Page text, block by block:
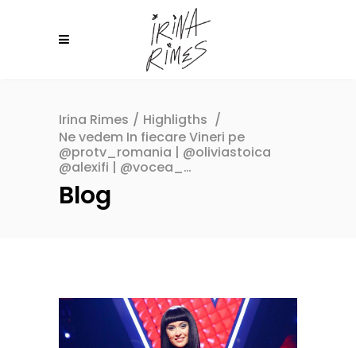
Irina Rimes / Highligths /
Ne vedem In fiecare Vineri pe
@protv_romania | @oliviastoica
@alexifi | @vocea_…
Blog